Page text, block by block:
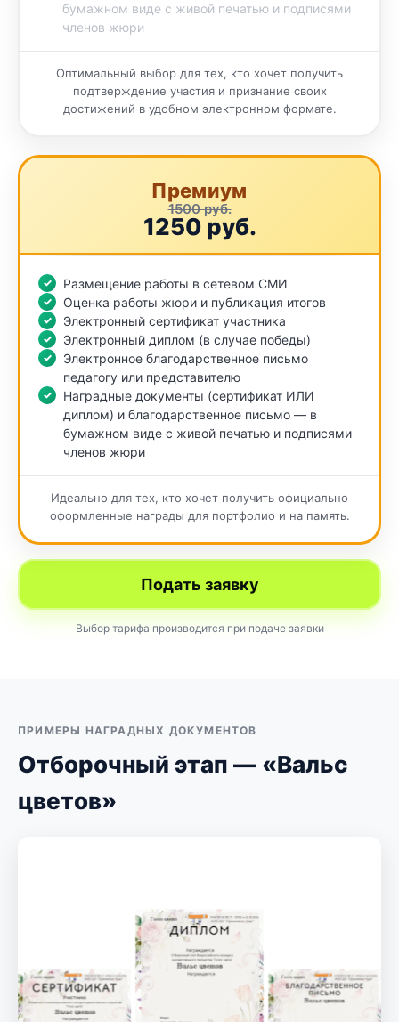
бумажном виде с живой печатью и подписями
членов жюри
Оптимальный выбор для тех, кто хочет получить
подтверждение участия и признание своих
достижений в удобном электронном формате.
Премиум
1500 руб.
1250 руб.
Размещение работы в сетевом СМИ
Оценка работы жюри и публикация итогов
Электронный сертификат участника
Электронный диплом (в случае победы)
Электронное благодарственное письмо
педагогу или представителю
Наградные документы (сертификат ИЛИ
диплом) и благодарственное письмо — в
бумажном виде с живой печатью и подписями
членов жюри
Идеально для тех, кто хочет получить официально
оформленные награды для портфолио и на память.
Подать заявку
Выбор тарифа производится при подаче заявки
ПРИМЕРЫ НАГРАДНЫХ ДОКУМЕНТОВ
Отборочный этап — «Вальс
цветов»